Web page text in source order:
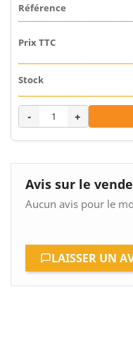
- +
Avis sur le
Aucun avis pour le
LAISSER UN